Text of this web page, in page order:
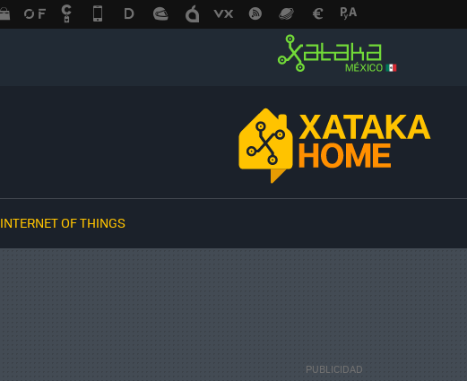
INTERNET OF THINGS